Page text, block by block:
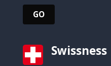
Swissness